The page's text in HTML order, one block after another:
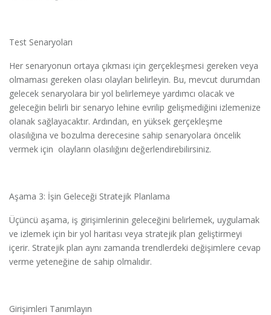
Test Senaryoları
Her senaryonun ortaya çıkması için gerçekleşmesi gereken veya
olmaması gereken olası olayları belirleyin. Bu, mevcut durumdan
gelecek senaryolara bir yol belirlemeye yardımcı olacak ve
geleceğin belirli bir senaryo lehine evrilip gelişmediğini izlemenize
olanak sağlayacaktır. Ardından, en yüksek gerçekleşme
olasılığına ve bozulma derecesine sahip senaryolara öncelik
vermek için olayların olasılığını değerlendirebilirsiniz.
Aşama 3: İşin Geleceği Stratejik Planlama
Üçüncü aşama, iş girişimlerinin geleceğini belirlemek, uygulamak
ve izlemek için bir yol haritası veya stratejik plan geliştirmeyi
içerir. Stratejik plan aynı zamanda trendlerdeki değişimlere cevap
verme yeteneğine de sahip olmalıdır.
Girişimleri Tanımlayın